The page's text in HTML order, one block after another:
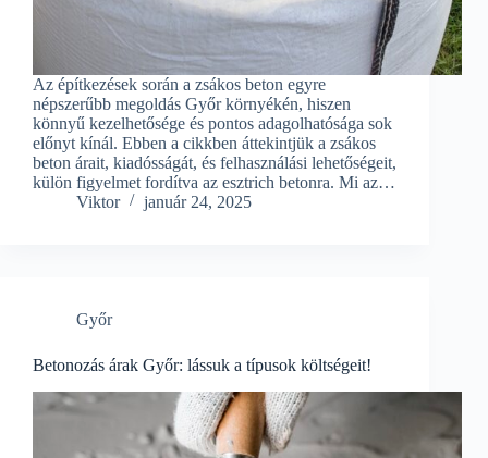
Az építkezések során a zsákos beton egyre
népszerűbb megoldás Győr környékén, hiszen
könnyű kezelhetősége és pontos adagolhatósága sok
előnyt kínál. Ebben a cikkben áttekintjük a zsákos
beton árait, kiadósságát, és felhasználási lehetőségeit,
külön figyelmet fordítva az esztrich betonra. Mi az…
Viktor
január 24, 2025
Győr
Betonozás árak Győr: lássuk a típusok költségeit!